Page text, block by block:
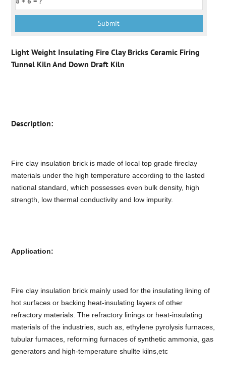
Light Weight Insulating Fire Clay Bricks Ceramic Firing
Tunnel Kiln And Down Draft Kiln
Description:
Fire clay insulation brick is made of local top grade fireclay
materials under the high temperature according to the lasted
national standard, which possesses even bulk density, high
strength, low thermal conductivity and low impurity.
Application:
Fire clay insulation brick mainly used for the insulating lining of
hot surfaces or backing heat-insulating layers of other
refractory materials. The refractory linings or heat-insulating
materials of the industries, such as, ethylene pyrolysis furnaces,
tubular furnaces, reforming furnaces of synthetic ammonia, gas
generators and high-temperature shullte kilns,etc